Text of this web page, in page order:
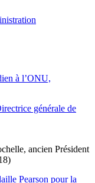
à l’ONU,
générale de
ancien Président
Pearson pour la